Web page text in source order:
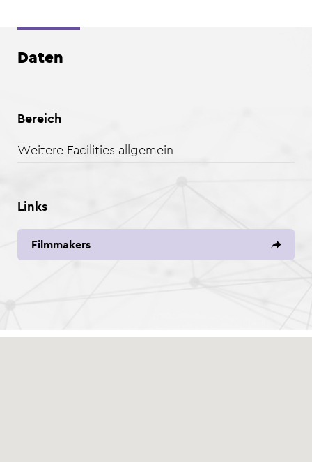
Daten
Bereich
Weitere Facilities allgemein
Links
Filmmakers